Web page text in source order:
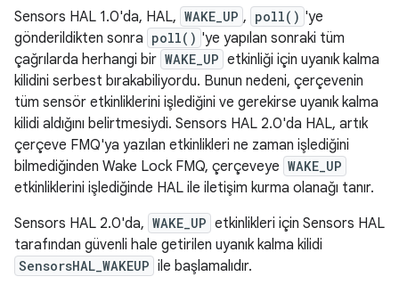
Sensors HAL 1.0'da, HAL, WAKE_UP , poll() 'ye
gönderildikten sonra poll() 'ye yapılan sonraki tüm
çağrılarda herhangi bir WAKE_UP etkinliği için uyanık kalma
kilidini serbest bırakabiliyordu. Bunun nedeni, çerçevenin
tüm sensör etkinliklerini işlediğini ve gerekirse uyanık kalma
kilidi aldığını belirtmesiydi. Sensors HAL 2.0'da HAL, artık
çerçeve FMQ'ya yazılan etkinlikleri ne zaman işlediğini
bilmediğinden Wake Lock FMQ, çerçeveye WAKE_UP
etkinliklerini işlediğinde HAL ile iletişim kurma olanağı tanır.
Sensors HAL 2.0'da, WAKE_UP etkinlikleri için Sensors HAL
tarafından güvenli hale getirilen uyanık kalma kilidi
SensorsHAL_WAKEUP ile başlamalıdır.